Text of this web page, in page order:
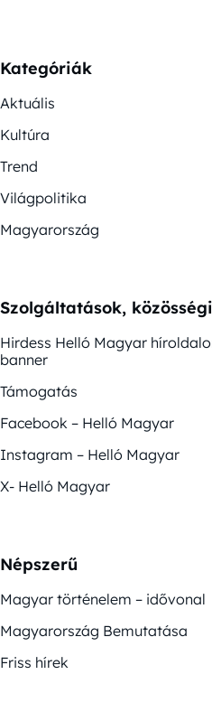
Kategóriák
Aktuális
Kultúra
Trend
Világpolitika
Magyarország
Szolgáltatások,
Hirdess Helló Magyar
banner
Támogatás
Facebook – Helló Magyar
Instagram – Helló Magyar
X- Helló Magyar
Népszerű
Magyar történelem – idővonal
Magyarország Bemutatása
Friss hírek